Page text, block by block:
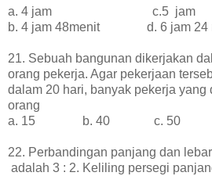
a. 4 jam c.5
b. 4 jam 48menit d. 6 jam 24
21. Sebuah bangunan dikerjakan
orang pekerja. Agar pekerjaan
dalam 20 hari, banyak pekerja yang
orang
a. 15 b. 40 c. 50
22. Perbandingan panjang dan
adalah 3 : 2. Keliling persegi